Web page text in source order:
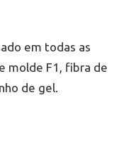
em todas as
molde F1, fibra de
de gel.